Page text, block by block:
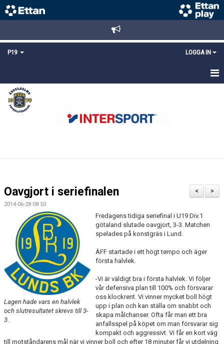
P19 LOGGA IN
HEM
NYHETER
KONTAKT
TEORI
>
<
Oavgjort i seriefinalen
2014-06-28 08:50
Lagen hade vars en halvlek
och slutresultatet skrevs till 3-
3.
Fredagens tidiga seriefinal i U19 Div.1
götaland slutade oavgjort, 3-3. Matchen
spelades på konstgräs i Lund.
ÄFF startade i ett högt tempo och äger
första halvlek.
-Vi är väldigt bra i första halvlek. Vi följer
vår defensiva plan till 100% och försvarar
oss klockrent. Vi vinner mycket boll högt
upp i plan och kan ställa om snabbt och
skapa målchanser. Ofta får man ett bra
anfallsspel på köpet om man försvarar sig
kompakt och aggressivt. Vi får en kort väg
till motståndarens mål när vi vinner boll och efter 18 minuter får vi utdelning